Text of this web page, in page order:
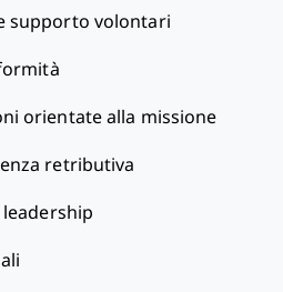
supporto volontari
orientate alla missione
retributiva